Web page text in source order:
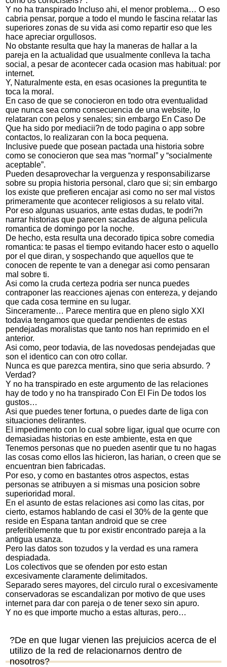
Y no ha transpirado Incluso ahi, el menor problema… O eso
cabria pensar, porque a todo el mundo le fascina relatar las
superiores zonas de su vida asi­ como repartir eso que les
hace apreciar orgullosos.
No obstante resulta que hay la maneras de hallar a la
pareja en la actualidad que usualmente conlleva la tacha
social, a pesar de acontecer cada ocasion mas habitual: por
internet.
Y, Naturalmente esta, en esas ocasiones la preguntita te
toca la moral.
En caso de que se conocieron en todo otra eventualidad
que nunca sea como consecuencia de una website, lo
relataran con pelos y senales; sin embargo En Caso De
Que ha sido por mediacii?n de todo pagina o app sobre
contactos, lo realizaran con la boca pequena.
Inclusive puede que posean pactada una historia sobre
como se conocieron que sea mas “normal” y “socialmente
aceptable”.
Pueden desaprovechar la verguenza y responsabilizarse
sobre su propia historia personal, claro que si; sin embargo
los existe que prefieren encajar asi­ como no ser mal vistos
primeramente que acontecer religiosos a su relato vital.
Por eso algunas usuarios, ante estas dudas, te podri?n
narrar historias que parecen sacadas de alguna pelicula
romantica de domingo por la noche.
De hecho, esta resulta una decorado tipica sobre comedia
romantica: te pasas el tiempo evitando hacer esto o aquello
por el que diran, y sospechando que aquellos que te
conocen de repente te van a denegar asi­ como pensaran
mal sobre ti.
Asi­ como la cruda certeza podri­a ser nunca puedes
contraponer las reacciones ajenas con entereza, y dejando
que cada cosa termine en su lugar.
Sinceramente… Parece mentira que en pleno siglo XXI
todavia tengamos que quedar pendientes de estas
pendejadas moralistas que tanto nos han reprimido en el
anterior.
Asi­ como, peor todavia, de las novedosas pendejadas que
son el identico can con otro collar.
Nunca es que parezca mentira, sino que seri­a absurdo. ?
Verdad?
Y no ha transpirado en este argumento de las relaciones
hay de todo y no ha transpirado Con El Fin De todos los
gustos…
Asi que puedes tener fortuna, o puedes darte de liga con
situaciones delirantes.
El impedimento con lo cual sobre ligar, igual que ocurre con
demasiadas historias en este ambiente, esta en que
Tenemos personas que no pueden asentir que tu no hagas
las cosas como ellos las hicieron, las harian, o creen que se
encuentran bien fabricadas.
Por eso, y como en bastantes otros aspectos, estas
personas se atribuyen a si mismas una posicion sobre
superioridad moral.
En el asunto de estas relaciones asi­ como las citas, por
cierto, estamos hablando de casi el 30% de la gente que
reside en Espanatantan android que se cree
preferiblemente que tu por existir encontrado pareja a la
antigua usanza.
Pero las datos son tozudos y la verdad es una ramera
despiadada.
Los colectivos que se ofenden por esto estan
excesivamente claramente delimitados.
Separado seres mayores, del circulo rural o excesivamente
conservadoras se escandalizan por motivo de que uses
internet para dar con pareja o de tener sexo sin apuro.
Y no es que importe mucho a estas alturas, pero…
?De en que lugar vienen las prejuicios acerca de el
utilizo de la red de relacionarnos dentro de
nosotros?